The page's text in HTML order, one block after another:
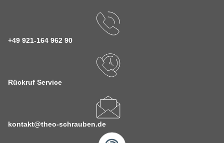
+49 921-164 962 90
Rückruf Service
kontakt@theo-schrauben.de